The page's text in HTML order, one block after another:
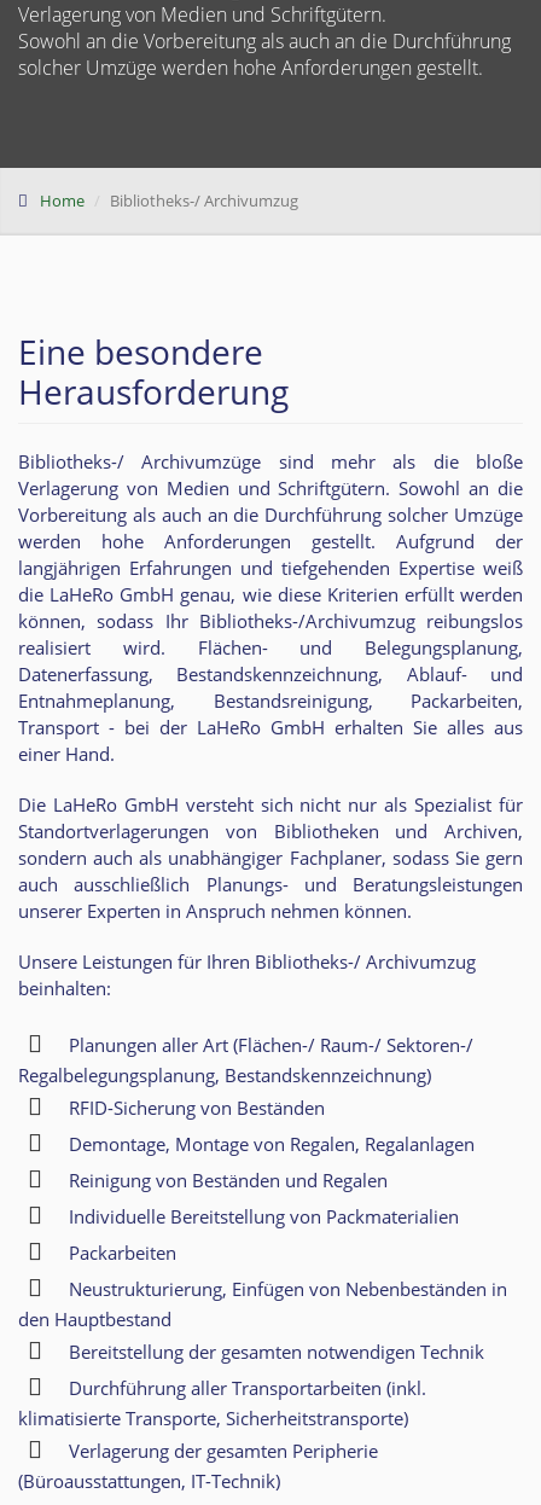
Verlagerung von Medien und Schriftgütern.
Sowohl an die Vorbereitung als auch an die Durchführung
solcher Umzüge werden hohe Anforderungen gestellt.
Home Bibliotheks-/ Archivumzug
Eine besondere
Herausforderung
Bibliotheks-/ Archivumzüge sind mehr als die bloße
Verlagerung von Medien und Schriftgütern. Sowohl an die
Vorbereitung als auch an die Durchführung solcher Umzüge
werden hohe Anforderungen gestellt. Aufgrund der
langjährigen Erfahrungen und tiefgehenden Expertise weiß
die LaHeRo GmbH genau, wie diese Kriterien erfüllt werden
können, sodass Ihr Bibliotheks-/Archivumzug reibungslos
realisiert wird. Flächen- und Belegungsplanung,
Datenerfassung, Bestandskennzeichnung, Ablauf- und
Entnahmeplanung, Bestandsreinigung, Packarbeiten,
Transport - bei der LaHeRo GmbH erhalten Sie alles aus
einer Hand.
Die LaHeRo GmbH versteht sich nicht nur als Spezialist für
Standortverlagerungen von Bibliotheken und Archiven,
sondern auch als unabhängiger Fachplaner, sodass Sie gern
auch ausschließlich Planungs- und Beratungsleistungen
unserer Experten in Anspruch nehmen können.
Unsere Leistungen für Ihren Bibliotheks-/ Archivumzug
beinhalten:
Planungen aller Art (Flächen-/ Raum-/ Sektoren-/
Regalbelegungsplanung, Bestandskennzeichnung)
RFID-Sicherung von Beständen
Demontage, Montage von Regalen, Regalanlagen
Reinigung von Beständen und Regalen
Individuelle Bereitstellung von Packmaterialien
Packarbeiten
Neustrukturierung, Einfügen von Nebenbeständen in
den Hauptbestand
Bereitstellung der gesamten notwendigen Technik
Durchführung aller Transportarbeiten (inkl.
klimatisierte Transporte, Sicherheitstransporte)
Verlagerung der gesamten Peripherie
(Büroausstattungen, IT-Technik)